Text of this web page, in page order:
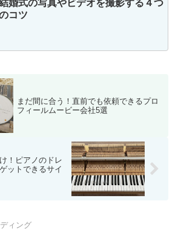
婚式の写真やビデオを撮影する４つ
コツ
まだ間に合う！直前でも依頼できるプロ
フィールムービー会社5選
！ピアノのドレ
ットできるサイ
ィング